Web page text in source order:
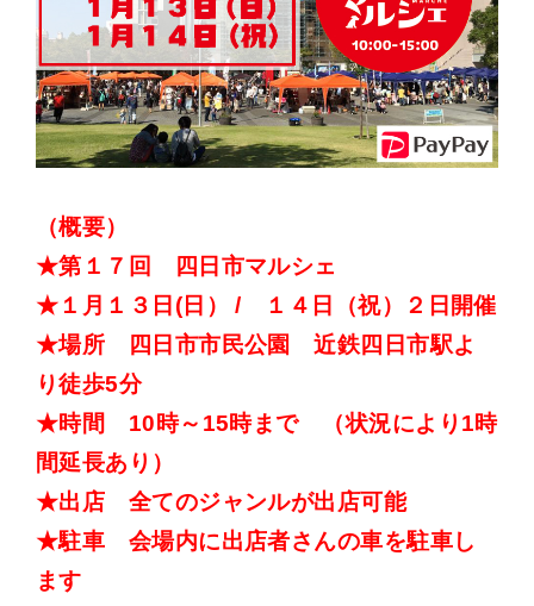
（概要）
★第１７回 四日市マルシェ
★１月１３日(日） / １４日（祝）２日開催
★場所 四日市市民公園 近鉄四日市駅よ
り徒歩5分
★時間 10時～15時まで （状況により1時
間延長あり）
★出店 全てのジャンルが出店可能
★駐車 会場内に出店者さんの車を駐車し
ます